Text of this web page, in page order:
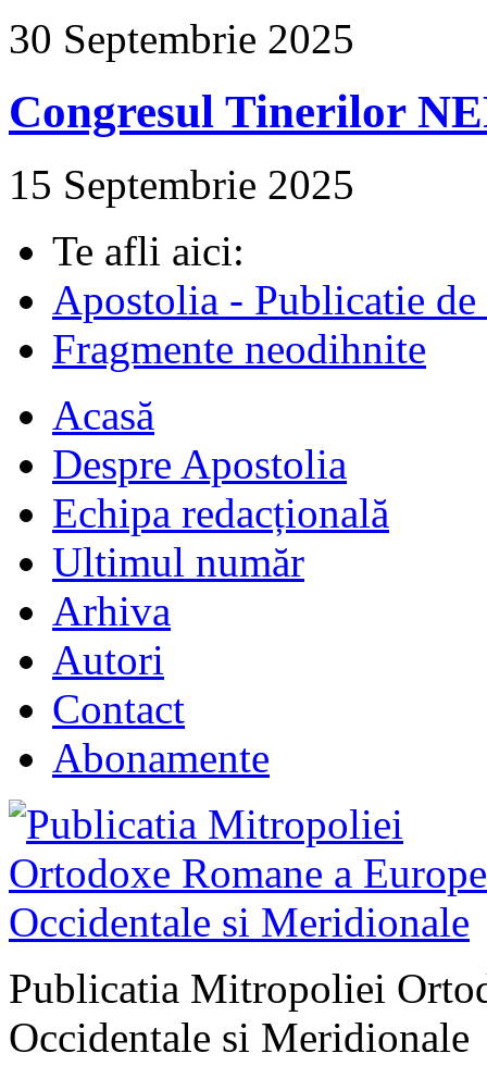
30 Septembrie 2025
Congresul Tinerilor
15 Septembrie 2025
Te afli aici:
Apostolia - Publicatie
Fragmente neodihnite
Acasă
Despre Apostolia
Echipa redacțională
Ultimul număr
Arhiva
Autori
Contact
Abonamente
Publicatia Mitropoliei
Occidentale si Meridionale